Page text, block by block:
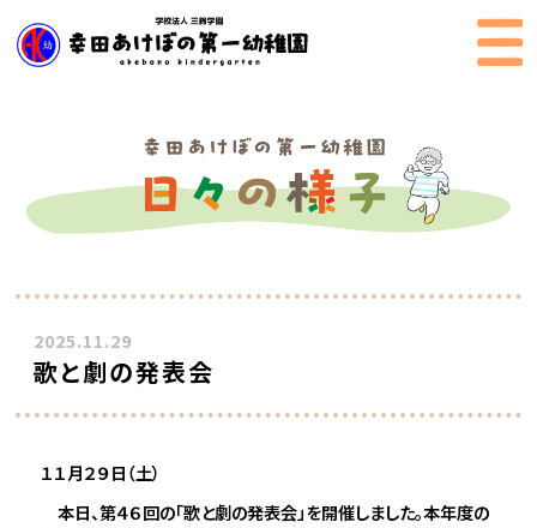
2025.11.29
歌と劇の発表会
１１月２９日（土）
本日、第４６回の「歌と劇の発表会」を開催しました。本年度の